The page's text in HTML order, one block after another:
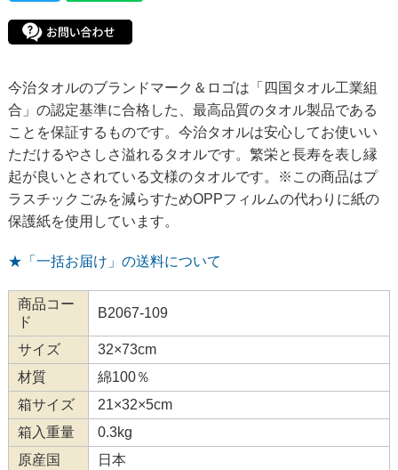
今治タオルのブランドマーク＆ロゴは「四国タオル工業組
合」の認定基準に合格した、最高品質のタオル製品である
ことを保証するものです。今治タオルは安心してお使いい
ただけるやさしさ溢れるタオルです。繁栄と長寿を表し縁
起が良いとされている文様のタオルです。※この商品はプ
ラスチックごみを減らすためOPPフィルムの代わりに紙の
保護紙を使用しています。
★「一括お届け」の送料について
商品コー
ド
B2067-109
サイズ
32×73cm
材質
綿100％
箱サイズ
21×32×5cm
箱入重量
0.3kg
原産国
日本